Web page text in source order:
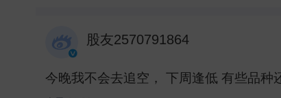
股友2570791864
今晚我不会去追空， 下周逢低 有些品种